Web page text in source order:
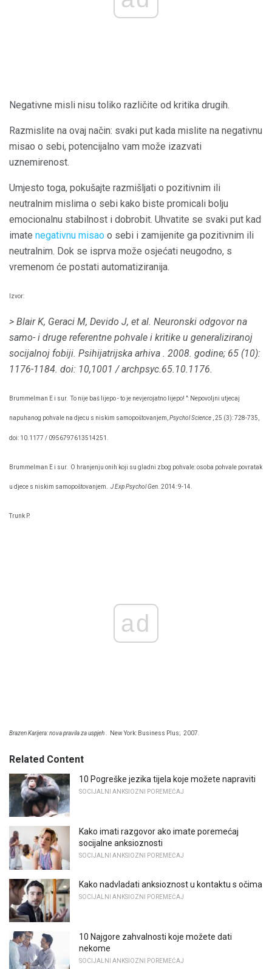
Negativne misli nisu toliko različite od kritika drugih.
Razmislite na ovaj način: svaki put kada mislite na negativnu
misao o sebi, potencijalno vam može izazvati
uznemirenost.
Umjesto toga, pokušajte razmišljati o pozitivnim ili
neutralnim mislima o sebi kako biste promicali bolju
emocionalnu stabilnost i dobrobit. Uhvatite se svaki put kad
imate negativnu misao o sebi i zamijenite ga pozitivnim ili
neutralnim. Dok se isprva može osjećati neugodno, s
vremenom će postati automatiziranija.
Izvor:
> Blair K, Geraci M, Devido J, et al. Neuronski odgovor na
samo- i druge referentne pohvale i kritike u generaliziranoj
socijalnoj fobiji. Psihijatrijska arhiva . 2008. godine; 65 (10):
1176-1184. doi: 10,1001 / archpsyc.65.10.1176.
Brummelman E i sur. To nije baš lijepo - to je nevjerojatno lijepo! ": Nepovoljni utjecaj
napuhanog pohvale na djecu s niskim samopoštovanjem,Psychol Science , 25 (3): 728-735,
doi: 10.1177 / 0956797613514251.
Brummelman E i sur. O hranjenju onih koji su gladni zbog pohvale: osoba pohvale povratak
u djece s niskim samopoštovanjem. J Exp Psychol Gen. 2014: 9-14.
Trunk P.
ad
Brazen Karijera: nova pravila za uspjeh. New York: Business Plus; 2007.
Related Content
10 Pogreške jezika tijela koje možete napraviti
SOCIJALNI ANKSIOZNI POREMEĆAJ
Kako imati razgovor ako imate poremećaj
socijalne anksioznosti
SOCIJALNI ANKSIOZNI POREMEĆAJ
Kako nadvladati anksioznost u kontaktu s očima
SOCIJALNI ANKSIOZNI POREMEĆAJ
10 Najgore zahvalnosti koje možete dati
nekome
SOCIJALNI ANKSIOZNI POREMEĆAJ